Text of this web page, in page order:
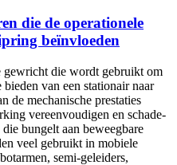
die de operationele
beïnvloeden
gewricht die wordt gebruikt om
van een stationair naar
de mechanische prestaties
vereenvoudigen en schade-
bungelt aan beweegbare
veel gebruikt in mobiele
semi-geleiders,